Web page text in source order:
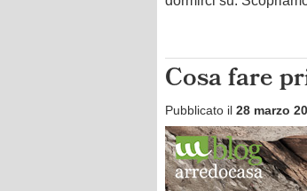
Cosa fare
Pubblicato il 28 marzo